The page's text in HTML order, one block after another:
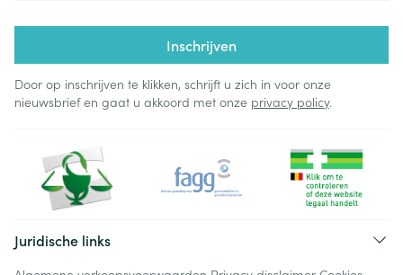
Inschrijven
Door op inschrijven te klikken, schrijft u zich in voor onze
nieuwsbrief en gaat u akkoord met onze privacy policy.
Juridische links